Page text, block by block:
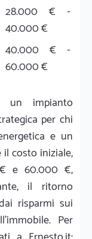
28.000 € -
40.000 €
40.000 € -
60.000 €
un impianto
per chi
e un
costo iniziale,
€ e 60.000 €,
il ritorno
risparmi sui
Per